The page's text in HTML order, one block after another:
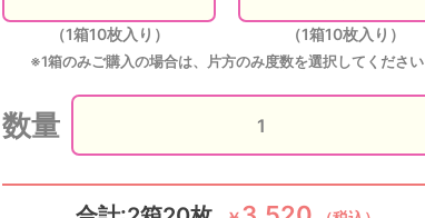
（1箱10枚入り） （1箱10枚入り）
※1箱のみご購入の場合は、片方のみ度数を選択してください
数量